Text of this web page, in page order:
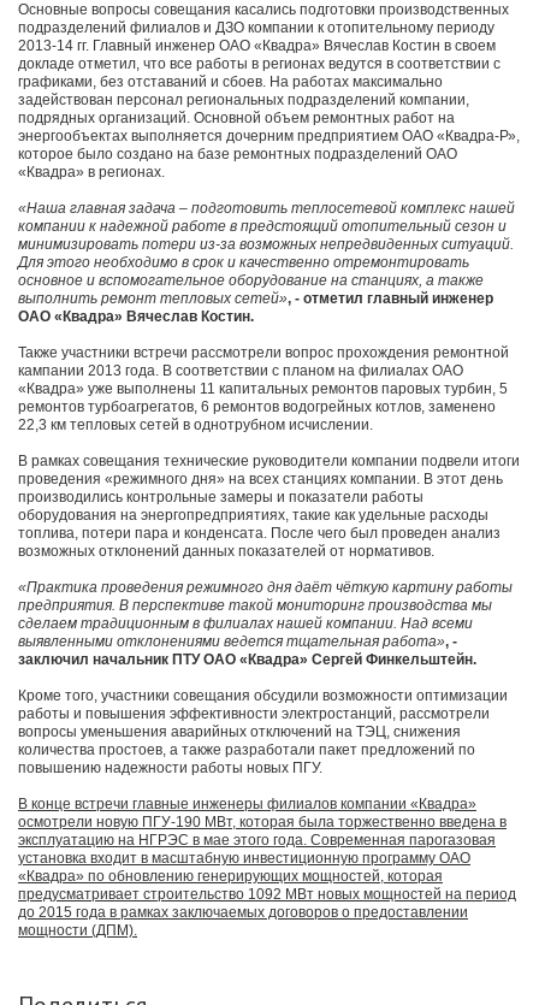
Основные вопросы совещания касались подготовки производственных
подразделений филиалов и ДЗО компании к отопительному периоду
2013-14 гг. Главный инженер ОАО «Квадра» Вячеслав Костин в своем
докладе отметил, что все работы в регионах ведутся в соответствии с
графиками, без отставаний и сбоев. На работах максимально
задействован персонал региональных подразделений компании,
подрядных организаций. Основной объем ремонтных работ на
энергообъектах выполняется дочерним предприятием ОАО «Квадра-Р»,
которое было создано на базе ремонтных подразделений ОАО
«Квадра» в регионах.
«Наша главная задача – подготовить теплосетевой комплекс нашей
компании к надежной работе в предстоящий отопительный сезон и
минимизировать потери из-за возможных непредвиденных ситуаций.
Для этого необходимо в срок и качественно отремонтировать
основное и вспомогательное оборудование на станциях, а также
выполнить ремонт тепловых сетей», - отметил главный инженер
ОАО «Квадра» Вячеслав Костин.
Также участники встречи рассмотрели вопрос прохождения ремонтной
кампании 2013 года. В соответствии с планом на филиалах ОАО
«Квадра» уже выполнены 11 капитальных ремонтов паровых турбин, 5
ремонтов турбоагрегатов, 6 ремонтов водогрейных котлов, заменено
22,3 км тепловых сетей в однотрубном исчислении.
В рамках совещания технические руководители компании подвели итоги
проведения «режимного дня» на всех станциях компании. В этот день
производились контрольные замеры и показатели работы
оборудования на энергопредприятиях, такие как удельные расходы
топлива, потери пара и конденсата. После чего был проведен анализ
возможных отклонений данных показателей от нормативов.
«Практика проведения режимного дня даёт чёткую картину работы
предприятия. В перспективе такой мониторинг производства мы
сделаем традиционным в филиалах нашей компании. Над всеми
выявленными отклонениями ведется тщательная работа», -
заключил начальник ПТУ ОАО «Квадра» Сергей Финкельштейн.
Кроме того, участники совещания обсудили возможности оптимизации
работы и повышения эффективности электростанций, рассмотрели
вопросы уменьшения аварийных отключений на ТЭЦ, снижения
количества простоев, а также разработали пакет предложений по
повышению надежности работы новых ПГУ.
В конце встречи главные инженеры филиалов компании «Квадра»
осмотрели новую ПГУ-190 МВт, которая была торжественно введена в
эксплуатацию на НГРЭС в мае этого года. Современная парогазовая
установка входит в масштабную инвестиционную программу ОАО
«Квадра» по обновлению генерирующих мощностей, которая
предусматривает строительство 1092 МВт новых мощностей на период
до 2015 года в рамках заключаемых договоров о предоставлении
мощности (ДПМ).